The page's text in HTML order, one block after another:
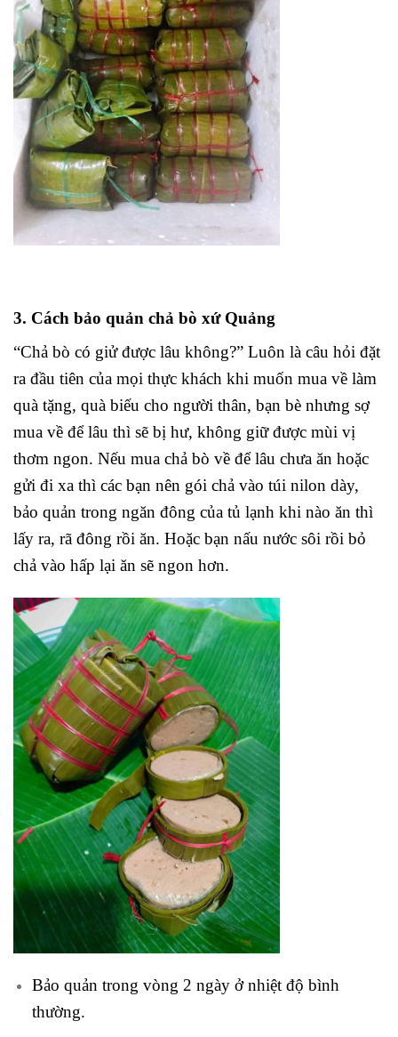
3. Cách bảo quản chả bò xứ Quảng
“Chả bò có giử được lâu không?” Luôn là câu hỏi đặt
ra đầu tiên của mọi thực khách khi muốn mua về làm
quà tặng, quà biếu cho người thân, bạn bè nhưng sợ
mua về để lâu thì sẽ bị hư, không giữ được mùi vị
thơm ngon. Nếu mua chả bò về để lâu chưa ăn hoặc
gửi đi xa thì các bạn nên gói chả vào túi nilon dày,
bảo quản trong ngăn đông của tủ lạnh khi nào ăn thì
lấy ra, rã đông rồi ăn. Hoặc bạn nấu nước sôi rồi bỏ
chả vào hấp lại ăn sẽ ngon hơn.
Bảo quản trong vòng 2 ngày ở nhiệt độ bình
thường.